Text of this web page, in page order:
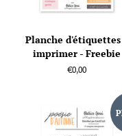
Planche d'étiquettes
imprimer - Freebie
Prix
€0,00